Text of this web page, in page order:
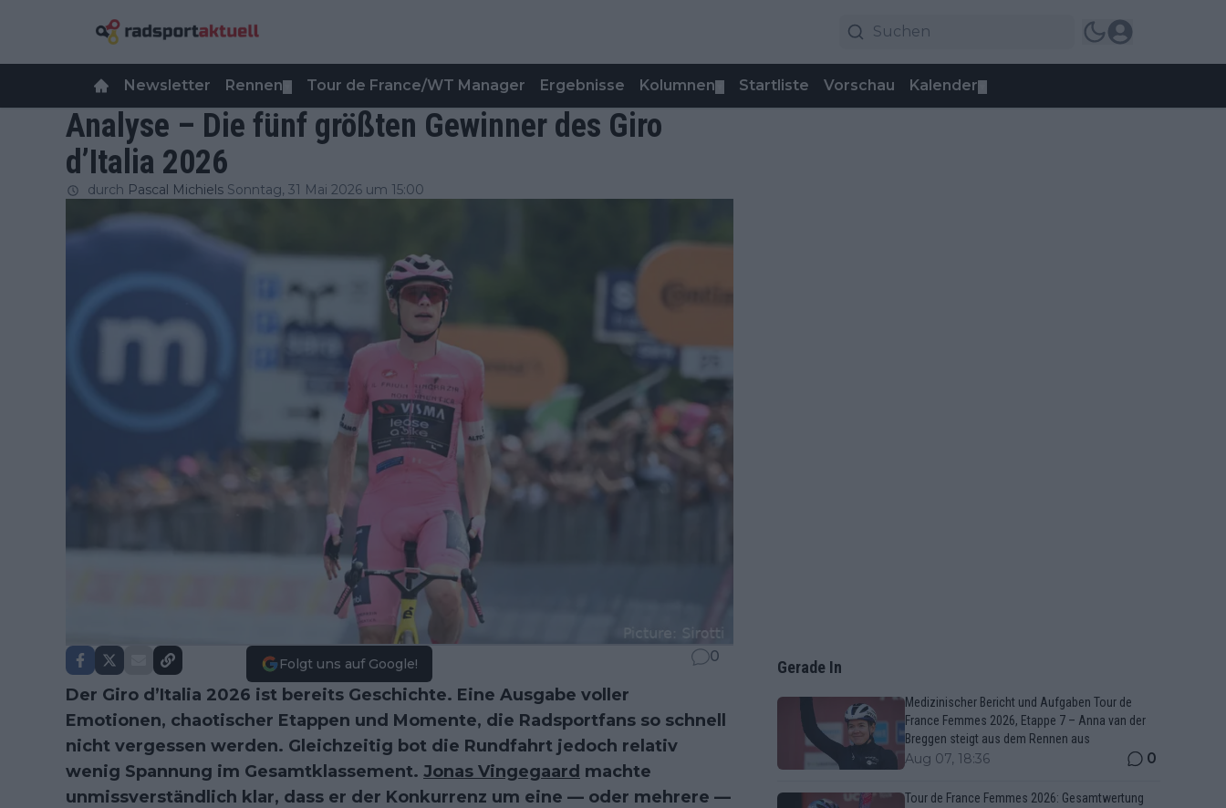
Newsletter Rennen Tour de France/WT Manager Ergebnisse Kolumnen Startliste Vorschau Kalender
Analyse – Die fünf größten Gewinner des Giro
d’Italia 2026
durch Pascal Michiels Sonntag, 31 Mai 2026 um 15:00
Folgt uns auf Google! 0
Der Giro d’Italia 2026 ist bereits Geschichte. Eine Ausgabe voller
Emotionen, chaotischer Etappen und Momente, die Radsportfans so schnell
nicht vergessen werden. Gleichzeitig bot die Rundfahrt jedoch relativ
wenig Spannung im Gesamtklassement. Jonas Vingegaard machte
unmissverständlich klar, dass er der Konkurrenz um eine — oder mehrere —
Gerade In
Medizinischer Bericht und Aufgaben Tour de
France Femmes 2026, Etappe 7 – Anna van der
Breggen steigt aus dem Rennen aus
Aug 07, 18:36 0
Tour de France Femmes 2026: Gesamtwertung